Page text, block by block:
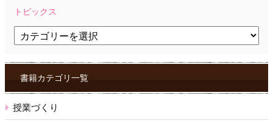
トピックス
ク
ス書籍カテゴリ一覧
授業づくり